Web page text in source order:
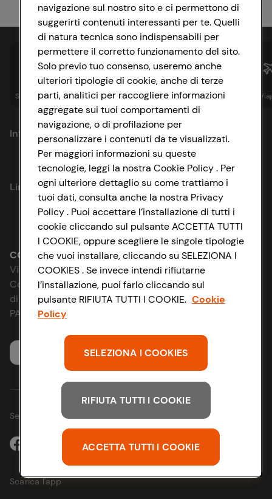
Spesa online Assicurazioni Sapori& Istituzionale
Informazioni
Privacy Policy
Cookie Policy
Impostazioni Cookie
Accessibilità
D&I e Parità di Genere
Strategia Fiscale
Link utili
Lavora con noi
Le cooperative
News & Approfondimenti
Richiami prodotto
Whistleblowing
CONAD SOCIETÀ COOPERATIVA
Via Michelino, 59 | 40127 BOLOGNA
Codice Fiscale e Registro Imprese
di Bologna 00865960157
PARTITA IVA 03320960374
Servizio clienti
Seguici sui Social:
Scarica l'app
navigazione sul nostro sito e ci permettono di
suggerirti contenuti interessanti per te. Quelli
di natura tecnica sono indispensabili per
permettere il corretto funzionamento del sito.
Solo previo tuo consenso, useremo anche
ulteriori tipologie di cookie, anche di terze
parti, analitici per raccogliere informazioni
aggregate sui tuoi comportamenti di
navigazione, o di profilazione per
personalizzare i contenuti da te visualizzati.
Per maggiori informazioni su queste
tecnologie, leggi la nostra Cookie Policy . Per
ogni ulteriore dettaglio su come trattiamo i
tuoi dati, consulta anche la nostra Privacy
Policy . Puoi accettare l’installazione di tutti i
cookie cliccando sul pulsante ACCETTA TUTTI
I COOKIE, oppure scegliere le singole tipologie
che vuoi installare, cliccando su SELEZIONA I
COOKIES . Se invece intendi rifiutarne
l’installazione, puoi farlo cliccando sul
pulsante RIFIUTA TUTTI I COOKIE. Cookie
Policy
SELEZIONA I COOKIES
RIFIUTA TUTTI I COOKIE
ACCETTA TUTTI I COOKIE